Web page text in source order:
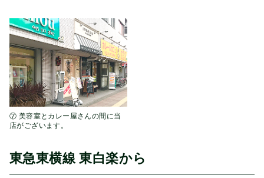
⑦ 美容室とカレー屋さんの間に当
店がございます。
東急東横線 東白楽から